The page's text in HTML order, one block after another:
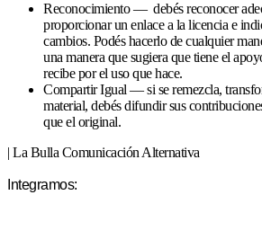
Reconocimiento — debés reconocer
proporcionar un enlace a la licencia e
cambios. Podés hacerlo de cualquier
una manera que sugiera que tiene el
recibe por el uso que hace.
Compartir Igual — si se remezcla,
material, debés difundir sus
que el original.
| La Bulla Comunicación Alternativa
Integramos: